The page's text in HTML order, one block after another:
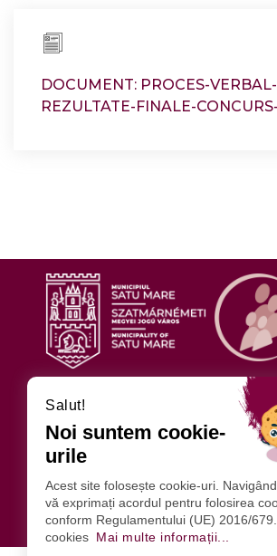
DOCUMENT: PROCES-
REZULTATE-FINALE-
DIRECȚIA DE ASISTENȚĂ
ADRESA: SATU MARE STR.
0261 714195FAX: 0261-
URMĂRIȚI-NE
Salut!
Noi suntem cookie-
urile
Acest site folosește cookie-uri.
vă exprimați acordul pentru folosirea
conform Regulamentului (UE) 2016/
cookies
Mai multe informații...